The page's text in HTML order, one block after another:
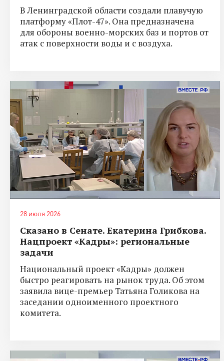
В Ленинградской области создали плавучую
платформу «Плот-47». Она предназначена
для обороны военно-морских баз и портов от
атак с поверхности воды и с воздуха.
28 июля 2026
Сказано в Сенате. Екатерина Грибкова.
Нацпроект «Кадры»: региональные
задачи
Национальный проект «Кадры» должен
быстро реагировать на рынок труда. Об этом
заявила вице-премьер Татьяна Голикова на
заседании одноименного проектного
комитета.